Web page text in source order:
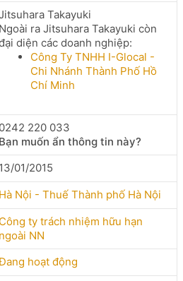
Takayuki
Ngoài ra Jitsuhara Takayuki còn
diện các doanh nghiệp:
Công Ty TNHH I-Glocal -
Chi Nhánh Thành Phố Hồ
Chí Minh
0242 220 033
Bạn muốn ẩn thông tin này?
13/01/2015
Hà Nội - Thuế Thành phố Hà Nội
Công ty trách nhiệm hữu hạn
ngoài NN
hoạt động